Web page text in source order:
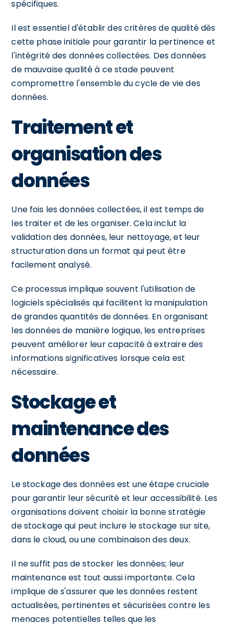
spécifiques.
Il est essentiel d'établir des critères de qualité dès
cette phase initiale pour garantir la pertinence et
l'intégrité des données collectées. Des données
de mauvaise qualité à ce stade peuvent
compromettre l'ensemble du cycle de vie des
données.
Traitement et
organisation des
données
Une fois les données collectées, il est temps de
les traiter et de les organiser. Cela inclut la
validation des données, leur nettoyage, et leur
structuration dans un format qui peut être
facilement analysé.
Ce processus implique souvent l'utilisation de
logiciels spécialisés qui facilitent la manipulation
de grandes quantités de données. En organisant
les données de manière logique, les entreprises
peuvent améliorer leur capacité à extraire des
informations significatives lorsque cela est
nécessaire.
Stockage et
maintenance des
données
Le stockage des données est une étape cruciale
pour garantir leur sécurité et leur accessibilité. Les
organisations doivent choisir la bonne stratégie
de stockage qui peut inclure le stockage sur site,
dans le cloud, ou une combinaison des deux.
Il ne suffit pas de stocker les données; leur
maintenance est tout aussi importante. Cela
implique de s'assurer que les données restent
actualisées, pertinentes et sécurisées contre les
menaces potentielles telles que les